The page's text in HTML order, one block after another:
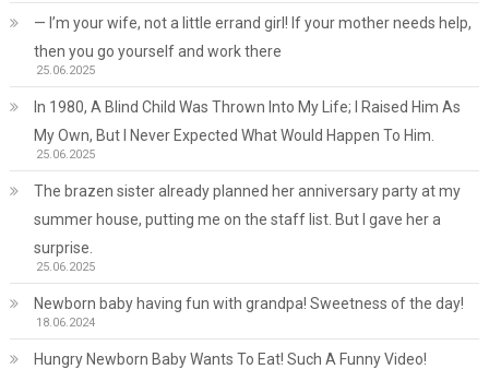
— I’m your wife, not a little errand girl! If your mother needs help,
then you go yourself and work there
25.06.2025
In 1980, A Blind Child Was Thrown Into My Life; I Raised Him As
My Own, But I Never Expected What Would Happen To Him.
25.06.2025
The brazen sister already planned her anniversary party at my
summer house, putting me on the staff list. But I gave her a
surprise.
25.06.2025
Newborn baby having fun with grandpa! Sweetness of the day!
18.06.2024
Hungry Newborn Baby Wants To Eat! Such A Funny Video!